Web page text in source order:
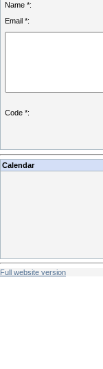
Name *:
Email *:
Code *:
Calendar
Full website version